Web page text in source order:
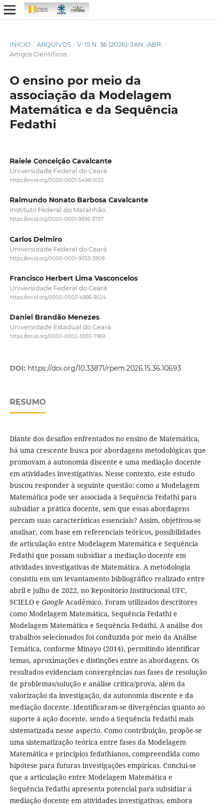
INÍCIO / ARQUIVOS / V. 15 N. 36 (2026): JAN.-ABR. /
Artigos Científicos
O ensino por meio da
associação da Modelagem
Matemática e da Sequência
Fedathi
Raiele Conceição Cavalcante
Universidade Federal do Ceará
https://orcid.org/0000-0001-5498-1033
Raimundo Nonato Barbosa Cavalcante
Instituto Federal do Maranhão
https://orcid.org/0000-0001-9936-3757
Carlos Delmiro
Universidade Federal do Ceará
https://orcid.org/0000-0001-9055-3909
Francisco Herbert Lima Vasconcelos
Universidade Federal do Ceará
https://orcid.org/0000-0003-4896-9024
Daniel Brandão Menezes
Universidade Estadual do Ceará
https://orcid.org/0000-0002-5930-7969
DOI: https://doi.org/10.33871/rpem.2026.15.36.10693
RESUMO
Diante dos desafios enfrentados no ensino de Matemática,
há uma crescente busca por abordagens metodológicas que
promovam a autonomia discente e uma mediação docente
em atividades investigativas. Nesse contexto, este estudo
buscou responder à seguinte questão: como a Modelagem
Matemática pode ser associada à Sequência Fedathi para
subsidiar a prática docente, sem que essas abordagens
percam suas características essenciais? Assim, objetivou-se
analisar, com base em referenciais teóricos, possibilidades
de articulação entre Modelagem Matemática e Sequência
Fedathi que possam subsidiar a mediação docente em
atividades investigativas de Matemática. A metodologia
consistiu em um levantamento bibliográfico realizado entre
abril e julho de 2022, no Repositório Institucional UFC,
SCIELO e GoogleAcadêmico. Foram utilizados descritores
como Modelagem Matemática, Sequência Fedathi e
Modelagem Matemática e Sequência Fedathi. A análise dos
trabalhos selecionados foi conduzida por meio da Análise
Temática, conforme Minayo (2014), permitindo identificar
temas, aproximações e distinções entre as abordagens. Os
resultados evidenciam convergências nas fases de resolução
de problemas/solução e análise crítica/prova, além da
valorização da investigação, da autonomia discente e da
mediação docente. Identificaram-se divergências quanto ao
suporte à ação docente, sendo a Sequência Fedathi mais
sistematizada nesse aspecto. Como contribuição, propõe-se
uma sistematização teórica entre fases da Modelagem
Matemática e princípios fedathianos, compreendida como
hipótese para futuras investigações empíricas. Conclui-se
que a articulação entre Modelagem Matemática e
Sequência Fedathi apresenta potencial para subsidiar a
mediação docente em atividades investigativas, embora